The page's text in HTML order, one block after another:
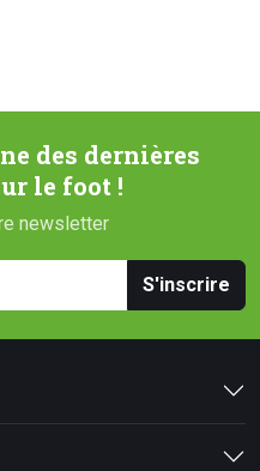
des dernières
le foot !
newsletter
S'inscrire